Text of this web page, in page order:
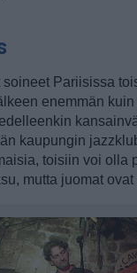
Pariisissa
enemmän
kaupungin
toisiin voi olla
mutta juomat